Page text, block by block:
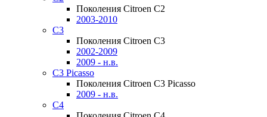
Поколения Citroen C2
2003-2010
C3
Поколения Citroen C3
2002-2009
2009 - н.в.
C3 Picasso
Поколения Citroen C3 Picasso
2009 - н.в.
C4